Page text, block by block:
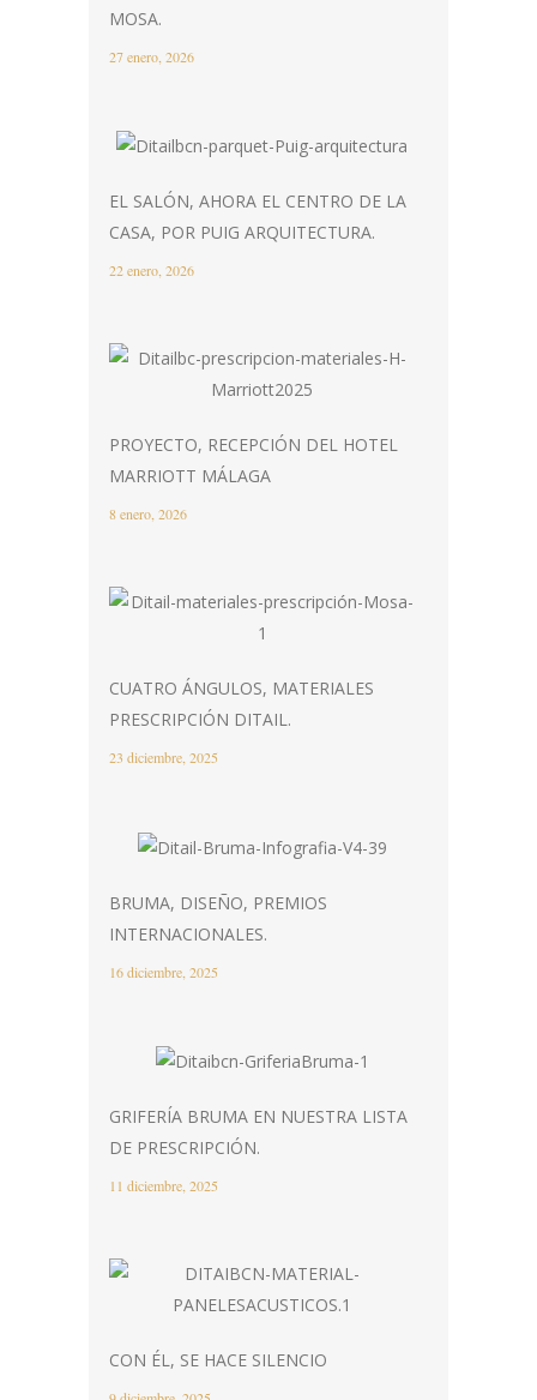
MOSA.
27 enero, 2026
EL SALÓN, AHORA EL CENTRO DE LA
CASA, POR PUIG ARQUITECTURA.
22 enero, 2026
PROYECTO, RECEPCIÓN DEL HOTEL
MARRIOTT MÁLAGA
8 enero, 2026
CUATRO ÁNGULOS, MATERIALES
PRESCRIPCIÓN DITAIL.
23 diciembre, 2025
BRUMA, DISEÑO, PREMIOS
INTERNACIONALES.
16 diciembre, 2025
GRIFERÍA BRUMA EN NUESTRA LISTA
DE PRESCRIPCIÓN.
11 diciembre, 2025
CON ÉL, SE HACE SILENCIO